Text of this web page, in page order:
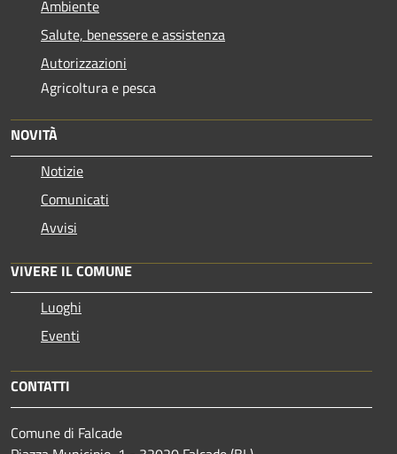
Ambiente
Salute, benessere e assistenza
Autorizzazioni
Agricoltura e pesca
NOVITÀ
Notizie
Comunicati
Avvisi
VIVERE IL COMUNE
Luoghi
Eventi
CONTATTI
Comune di Falcade